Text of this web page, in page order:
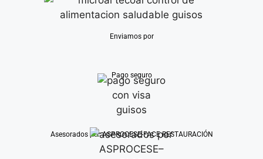
Enviamos por
Pago seguro
Asesorados por ASPROCESE-FACE RESTAURACIÓN